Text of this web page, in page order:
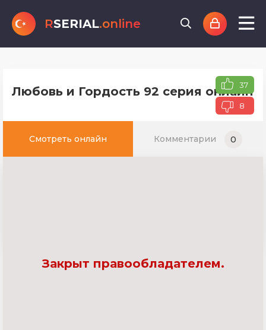
RSERIAL.online
Любовь и Гордость 92 серия онлайн
37
8
Смотреть онлайн Комментарии 0
Закрыт правообладателем.